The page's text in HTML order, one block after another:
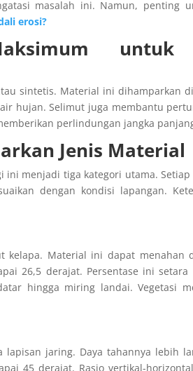
masalah ini. Namun, penting
erosi?
untuk
sintetis. Material ini dihamparkan
hujan. Selimut juga membantu
perlindungan jangka
Jenis Material
ini menjadi tiga kategori utama.
dengan kondisi lapangan.
Material ini dapat menahan
26,5 derajat. Persentase ini setara
hingga miring landai. Vegetasi
jaring. Daya tahannya lebih
45 derajat. Rasio vertikal-